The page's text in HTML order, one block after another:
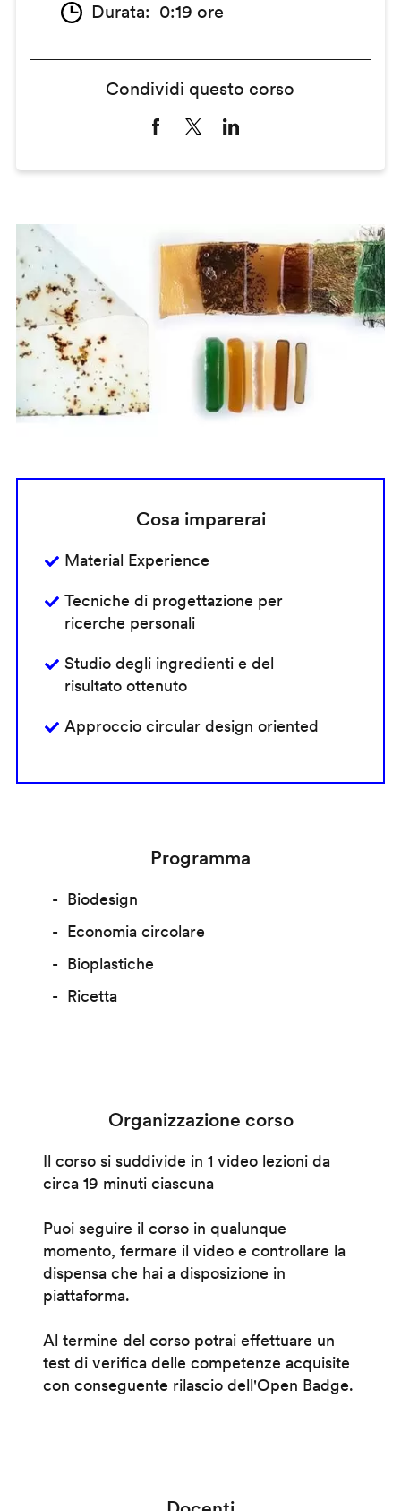
Durata 0:19 ore
Condividi questo corso
Cosa imparerai
Material Experience
Tecniche di progettazione per
ricerche personali
Studio degli ingredienti e del
risultato ottenuto
Approccio circular design oriented
Programma
Biodesign
Economia circolare
Bioplastiche
Ricetta
Organizzazione corso
Il corso si suddivide in 1 video lezioni da
circa 19 minuti ciascuna
Puoi seguire il corso in qualunque
momento, fermare il video e controllare la
dispensa che hai a disposizione in
piattaforma.
Al termine del corso potrai effettuare un
test di verifica delle competenze acquisite
con conseguente rilascio dell'Open Badge.